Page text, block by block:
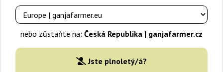
nebo zůstaňte na: Česká Republika | ganjafarmer.cz
Jste plnoletý/á?